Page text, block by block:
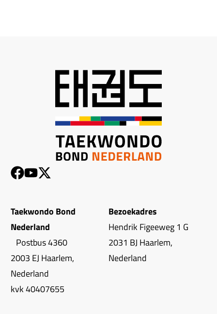
Taekwondo Bond
Nederland
Postbus 4360
2003 EJ Haarlem,
Nederland
kvk 40407655
Bezoekadres
Hendrik Figeeweg 1 G
2031 BJ Haarlem,
Nederland